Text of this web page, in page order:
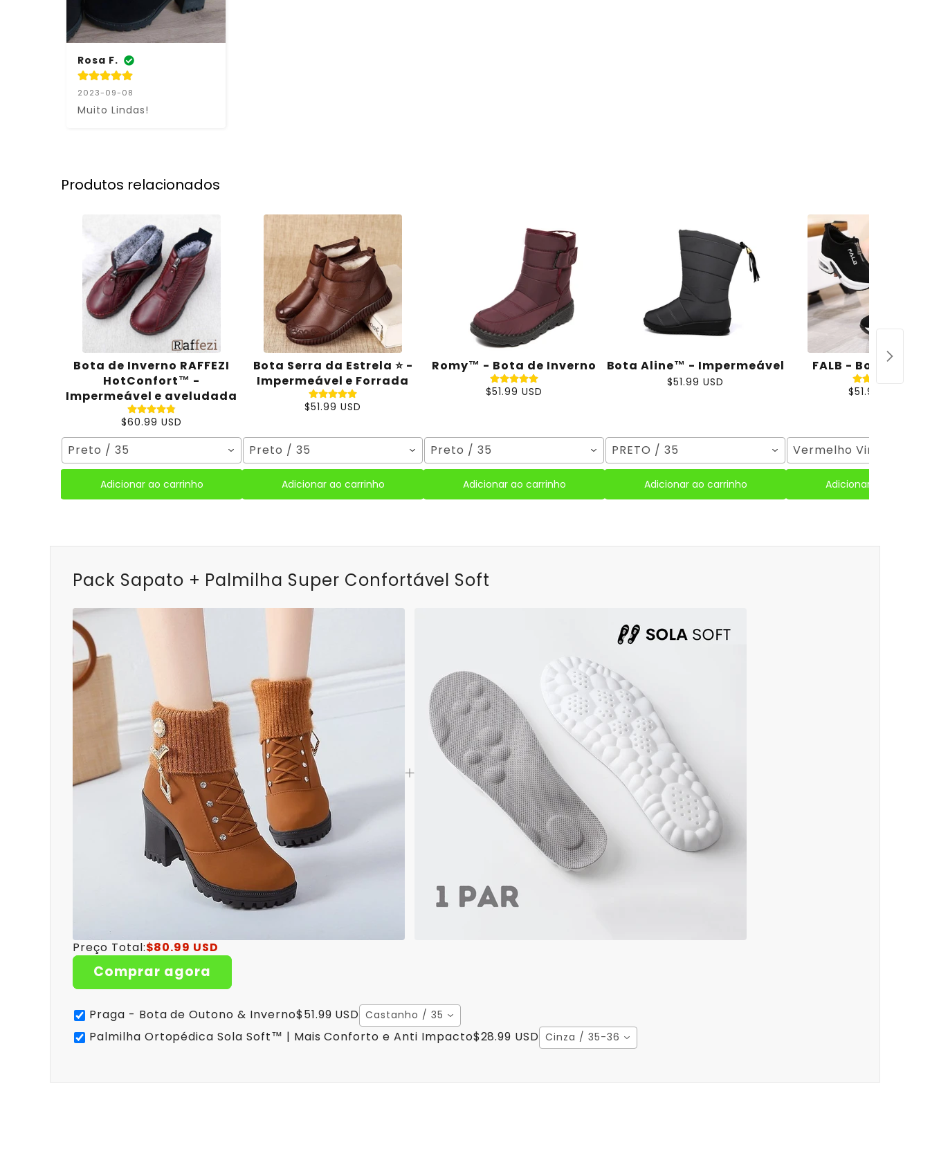
Rosa F.
2023-09-08
Muito Lindas!
Produtos relacionados
Bota de Inverno RAFFEZI
HotConfort™ -
Impermeável e aveludada
$60.99 USD
Preto / 35
Adicionar ao carrinho
Bota Serra da Estrela ⭐ -
Impermeável e Forrada
$51.99 USD
Preto / 35
Adicionar ao carrinho
Romy™ - Bota de Inverno
$51.99 USD
Preto / 35
Adicionar ao carrinho
Bota Aline™ - Impermeável
$51.99 USD
PRETO / 35
Adicionar ao carrinho
FALB - Bota c/
$51.99 USD
Vermelho Vinho / 35
Adicionar ao carrinho
Pack Sapato + Palmilha Super Confortável Soft
Preço Total:$80.99 USD
Comprar agora
Praga - Bota de Outono & Inverno$51.99 USD Castanho / 35
Palmilha Ortopédica Sola Soft™ | Mais Conforto e Anti Impacto$28.99 USD Cinza / 35-36